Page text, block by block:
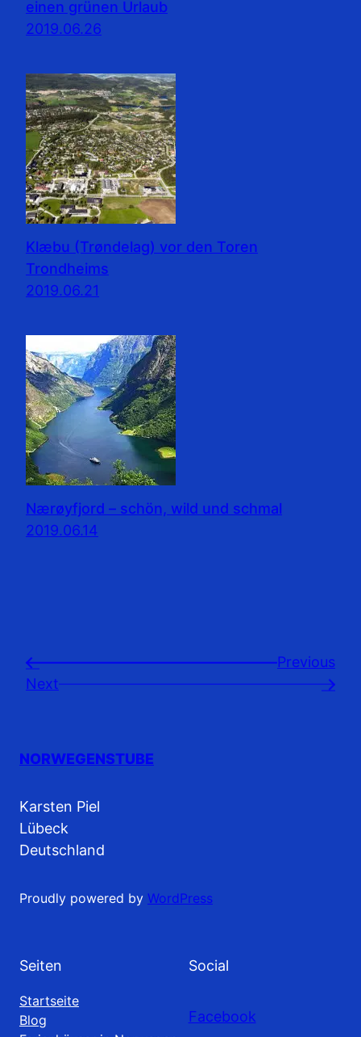
einen grünen Urlaub
2019.06.26
Klæbu (Trøndelag) vor den Toren
Trondheims
2019.06.21
Nærøyfjord – schön, wild und schmal
2019.06.14
←
Previousㅤ
Next
→
NORWEGENSTUBE
Karsten Piel
Lübeck
Deutschland
Proudly powered by WordPress
Seiten
Startseite
Blog
Social
Facebook